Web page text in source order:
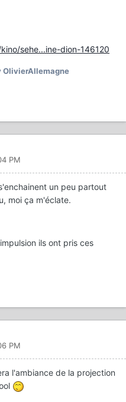
sehe...ine-dion-146120
OlivierAllemagne
PM
un peu partout
moi ça m'éclate.
ils ont pris ces
PM
l'ambiance de la projection